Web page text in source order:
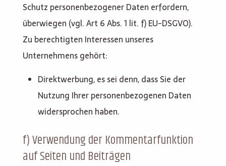
Schutz personenbezogener Daten erfordern,
überwiegen (vgl. Art 6 Abs. 1 lit. f) EU-DSGVO).
Zu berechtigten Interessen unseres
Unternehmens gehört:
Direktwerbung, es sei denn, dass Sie der
Nutzung Ihrer personenbezogenen Daten
widersprochen haben.
f) Verwendung der Kommentarfunktion
auf Seiten und Beiträgen